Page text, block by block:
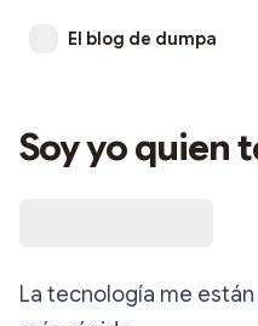
El blog de dumpa
Soy yo quien
La tecnología me